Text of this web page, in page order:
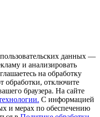
пользовательских данных —
и анализировать
на обработку
обработки, отключите
браузера. На сайте
С информацией
и мерах по обеспечению